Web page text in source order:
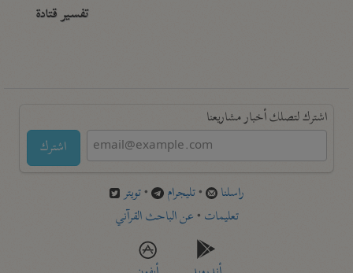
تفسير قتادة
اشترك لتصلك أخبار مشاريعنا
اشترك
راسلنا •تليجرام •تويتر
تعليمات •عن الباحث القرآني